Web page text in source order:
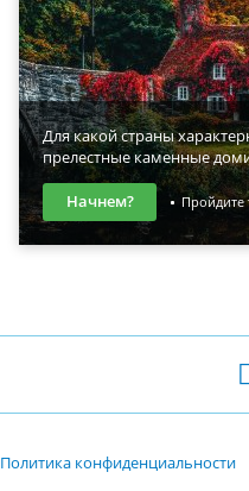
Для какой страны
прелестные каменные
Начнем? Пройдите
Политика конфиденциальности